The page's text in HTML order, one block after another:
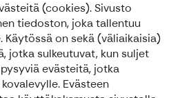
(cookies). Sivusto
tiedoston, joka tallentuu
on sekä (väliaikaisia)
jotka sulkeutuvat, kun suljet
evästeitä, jotka
Evästeen